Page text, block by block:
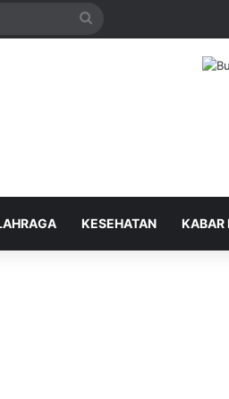
Search
KESEHATAN KABAR